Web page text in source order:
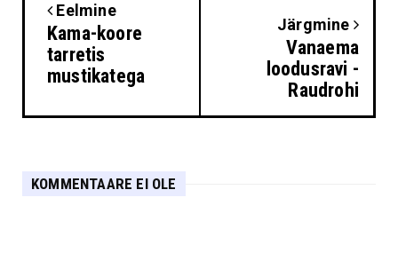
Eelmine
Kama-koore
tarretis
mustikatega
Järgmine
Vanaema
loodusravi -
Raudrohi
KOMMENTAARE EI OLE